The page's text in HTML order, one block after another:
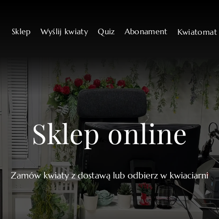
Sklep Wyślij kwiaty Quiz Abonament Kwiatomat
Sklep online
Zamów kwiaty z dostawą lub odbierz w kwiaciarni